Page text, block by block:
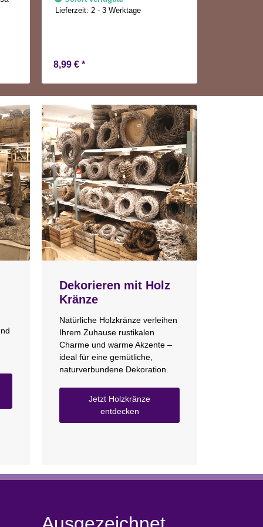
Lieferzeit:2 - 3 Werktage
8,99 € *
Dekorieren mit Holz
Kränze
Natürliche Holzkränze verleihen
Ihrem Zuhause rustikalen
Charme und warme Akzente –
ideal für eine gemütliche,
naturverbundene Dekoration.
Jetzt Holzkränze
entdecken